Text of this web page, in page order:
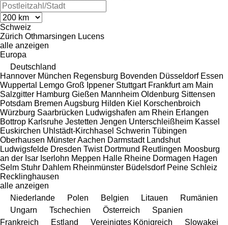
Schweiz
Zürich Othmarsingen Lucens
alle anzeigen
Europa
Deutschland
Hannover München Regensburg Bovenden Düsseldorf Essen
Wuppertal
Lemgo Groß Ippener Stuttgart Frankfurt am Main
Salzgitter Hamburg Gießen Mannheim Oldenburg Sittensen
Potsdam Bremen Augsburg Hilden Kiel Korschenbroich
Würzburg Saarbrücken Ludwigshafen am Rhein Erlangen
Bottrop Karlsruhe Jestetten Jengen Unterschleißheim Kassel
Euskirchen Uhlstädt-Kirchhasel Schwerin Tübingen
Oberhausen MünsterAachen Darmstadt Landshut
Ludwigsfelde Dresden Twist Dortmund Reutlingen Moosburg
an der Isar Iserlohn Meppen Halle Rheine Dormagen Hagen
Selm Stuhr Dahlem Rheinmünster Büdelsdorf Peine Schleiz
Recklinghausen
alle anzeigen
Niederlande
Polen Belgien Litauen
Rumänien
Ungarn
Tschechien Österreich
Spanien
Frankreich
Estland Vereinigtes Königreich
Slowakei